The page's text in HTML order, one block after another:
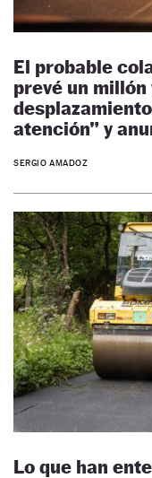
El probable
prevé un millón
atención” y
SERGIO AMADOZ
Lo que han